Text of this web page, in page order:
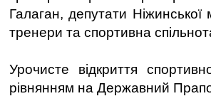
Галаган, депутати Ніжинської
тренери та спортивна
Урочисте відкриття
рівнянням на Державний